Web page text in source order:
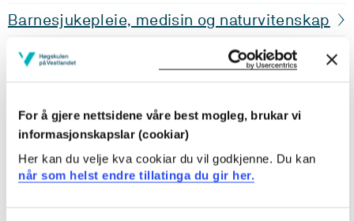
For å gjere nettsidene våre best mogleg, brukar vi
informasjonskapslar (cookiar)
Her kan du velje kva cookiar du vil godkjenne. Du kan
når som helst endre tillatinga du gir her.
Barnesjukepleie, medisin og naturvitenskap
Semester: 1 15 sp
Barnesjukepleie, grunnlagstenking og
fagutvikling - fag og funksjon
Semester: 1